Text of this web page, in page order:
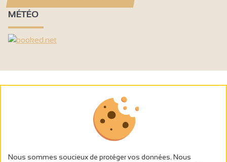
MÉTÉO
Nous sommes soucieux de protéger vos données. Nous